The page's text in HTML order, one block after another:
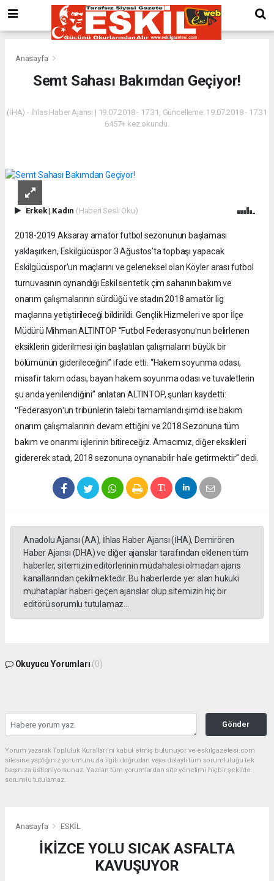
Anasayfa
Semt Sahası Bakımdan Geçiyor!
(İHA) - İhlas Haber Ajansı | 19.07.2018 - 17:31, Güncelleme: 19.07.2018 - 17:31
6457+ kez okundu.
Erkek| Kadın (Haberi Sesli Oku)
2018-2019 Aksaray amatör futbol sezonunun başlaması
yaklaşırken, Eskilgücüspor 3 Ağustos’ta topbaşı yapacak.
Eskilgücüspor’un maçlarını ve geleneksel olan Köyler arası futbol
turnuvasının oynandığı Eskil sentetik çim sahanın bakım ve
onarım çalışmalarının sürdüğü ve stadın 2018 amatör lig
maçlarına yetiştirileceği bildirildi. Gençlik Hizmeleri ve spor İlçe
Müdürü Mihman ALTINTOP “Futbol Federasyonuʹnun belirlenen
eksiklerin giderilmesi için başlatılan çalışmaların büyük bir
bölümünün giderileceğini” ifade etti. “Hakem soyunma odası,
misafir takım odası, bayan hakem soyunma odası ve tuvaletlerin
şu anda yenilendiğini” anlatan ALTINTOP, şunları kaydetti:
ʹʹFederasyonʹun tribünlerin talebi tamamlandı şimdi ise bakım
onarım çalışmalarının devam ettiğini ve 2018 Sezonuna tüm
bakım ve onarımı işlerinin bitireceğiz. Amacımız, diğer eksikleri
gidererek stadı, 2018 sezonuna oynanabilir hale getirmektir” dedi.
Anadolu Ajansı (AA), İhlas Haber Ajansı (İHA), Demirören
Haber Ajansı (DHA) ve diğer ajanslar tarafından eklenen tüm
haberler, sitemizin editörlerinin müdahalesi olmadan ajans
kanallarından çekilmektedir. Bu haberlerde yer alan hukuki
muhataplar haberi geçen ajanslar olup sitemizin hiç bir
editörü sorumlu tutulamaz...
Okuyucu Yorumları (0)
Gönder
Yorum yazarak Topluluk Kuralları’nı kabul etmiş bulunuyor ve eskilgazetesi.com
sitesine yaptığınız yorumunuzla ilgili doğrudan veya dolaylı tüm sorumluluğu tek
başınıza üstleniyorsunuz. Yazılan tüm yorumlardan site yönetimi hiçbir şekilde
sorumlu tutulamaz.
Anasayfa ESKİL
İKİZCE YOLU SICAK ASFALTA
KAVUŞUYOR